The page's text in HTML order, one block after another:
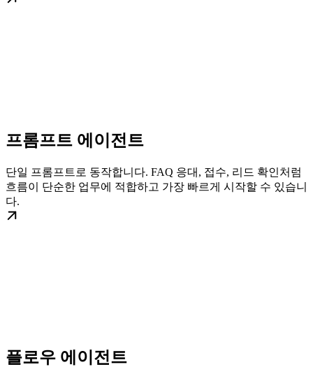
프롬프트 에이전트
단일 프롬프트로 동작합니다. FAQ 응대, 접수, 리드 확인처럼
흐름이 단순한 업무에 적합하고 가장 빠르게 시작할 수 있습니
다.
플로우 에이전트